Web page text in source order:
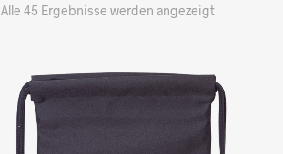
Alle 45 Ergebnisse werden angezeigtNach